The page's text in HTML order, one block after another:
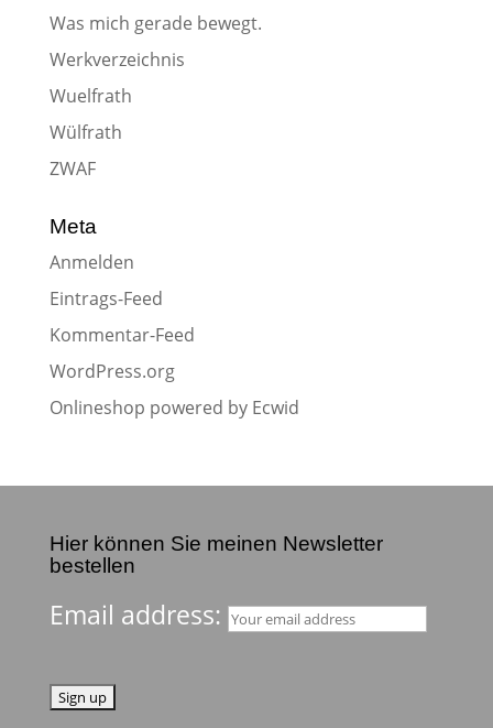
Was mich gerade bewegt.
Werkverzeichnis
Wuelfrath
Wülfrath
ZWAF
Meta
Anmelden
Eintrags-Feed
Kommentar-Feed
WordPress.org
Onlineshop powered by Ecwid
Hier können Sie meinen Newsletter
bestellen
Email address: